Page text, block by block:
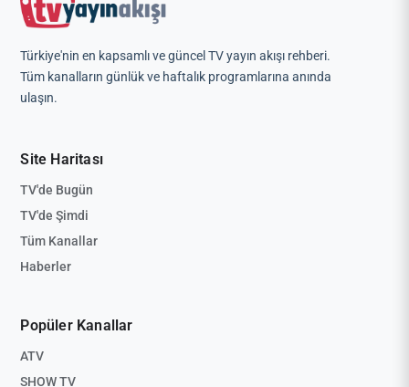
Türkiye'nin en kapsamlı ve güncel TV yayın akışı rehberi.
Tüm kanalların günlük ve haftalık programlarına anında
ulaşın.
Site Haritası
TV'de Bugün
TV'de Şimdi
Tüm Kanallar
Haberler
Popüler Kanallar
ATV
SHOW TV